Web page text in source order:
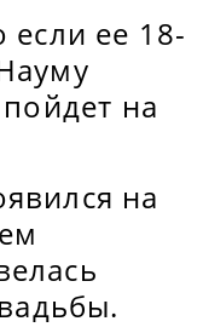
если ее 18-
на
на